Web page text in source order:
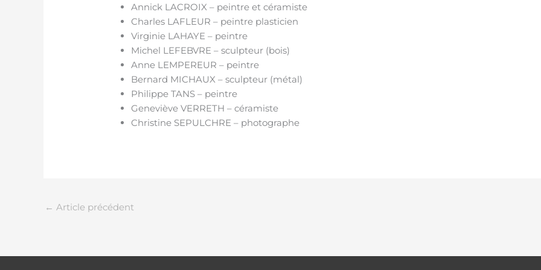
Annick LACROIX – peintre et céramiste
Charles LAFLEUR – peintre plasticien
Virginie LAHAYE – peintre
Michel LEFEBVRE – sculpteur (bois)
Anne LEMPEREUR – peintre
Bernard MICHAUX – sculpteur (métal)
Philippe TANS – peintre
Geneviève VERRETH – céramiste
Christine SEPULCHRE – photographe
← Article précédent